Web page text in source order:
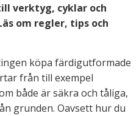
verktyg, cyklar och
om regler, tips och
köpa färdigutformade
från till exempel
både är säkra och tåliga,
grunden. Oavsett hur du